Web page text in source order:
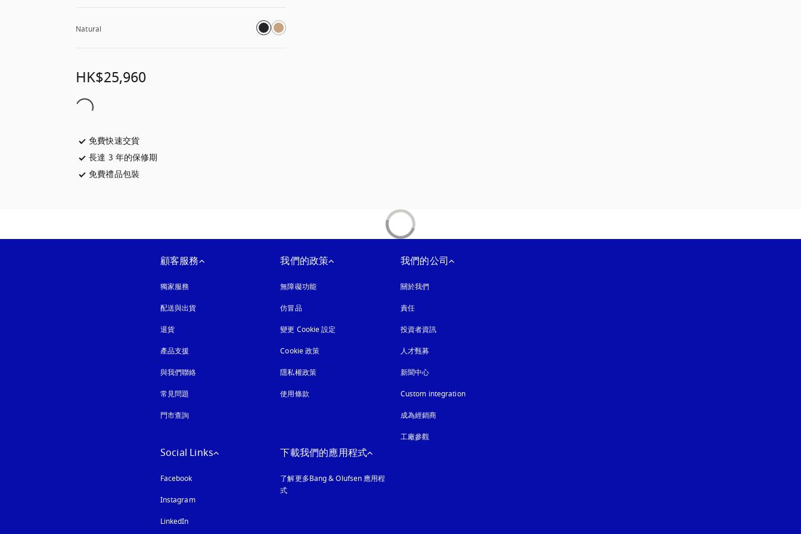
Natural
HK$25,960
免費快速交貨以新標籤頁開啟
長達 3 年的保修期
免費禮品包裝以新標籤頁開啟
顧客服務
獨家服務
配送與出貨
退貨
產品支援
與我們聯絡
常見問題
門市查詢
我們的政策
無障礙功能以新標籤頁開啟
仿冒品以新標籤頁開啟
變更 Cookie 設定
Cookie 政策
隱私權政策以新標籤頁開啟
使用條款
我們的公司
關於我們
責任
投資者資訊
人才甄募
新聞中心
Custom integration
成為經銷商
工廠參觀
Social Links
Facebook
Instagram以新標籤頁開啟
LinkedIn
下載我們的應用程式
了解更多Bang & Olufsen 應用程
式